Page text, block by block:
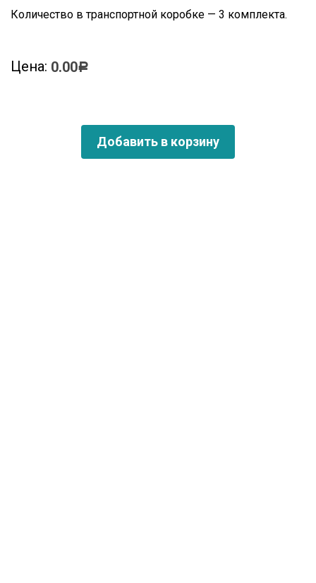
Количество в транспортной коробке — 3 комплекта.
Цена: 0.00Р
Добавить в корзину